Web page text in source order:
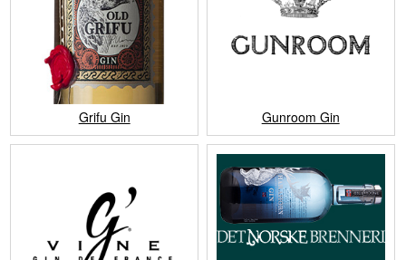
Grifu Gin Gunroom Gin